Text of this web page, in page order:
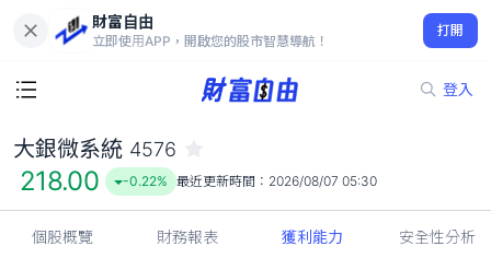
財富自由
立即使用APP，開啟您的股市智慧導航！
打開
登入
218.00
-0.22%
大銀微系統 4576
218.00 -0.22% 最近更新時間： 2026/08/07 05:30
個股概覽 財務報表 獲利能力 安全性分析